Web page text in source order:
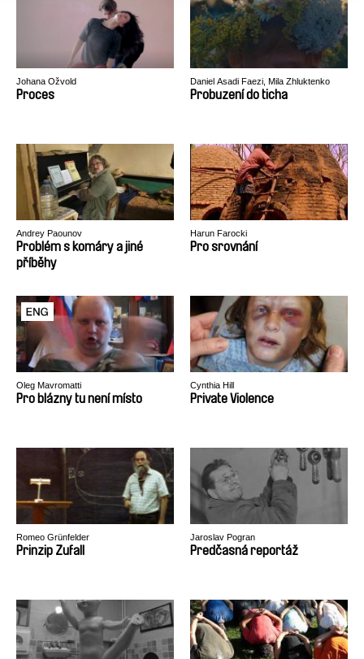
Johana Ožvold
Proces
Daniel Asadi Faezi, Mila Zhluktenko
Probuzení do ticha
Andrey Paounov
Problém s komáry a jiné
příběhy
Harun Farocki
Pro srovnání
Oleg Mavromatti
Pro blázny tu není místo
Cynthia Hill
Private Violence
Romeo Grünfelder
Prinzip Zufall
Jaroslav Pogran
Predčasná reportáž